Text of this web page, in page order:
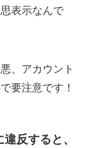
表示なんで
、アカウント
要注意です！
反すると、